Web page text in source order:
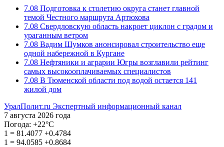
7.08 Подготовка к столетию округа станет главной
темой Честного маршрута Артюхова
7.08 Свердловскую область накроет циклон с градом и
ураганным ветром
7.08 Вадим Шумков анонсировал строительство еще
одной набережной в Кургане
7.08 Нефтяники и аграрии Югры возглавили рейтинг
самых высокооплачиваемых специалистов
7.08 В Тюменской области под водой остается 141
жилой дом
УралПолит.ru Экспертный информационный канал
7 августа 2026 года
Погода: +22°С
1 = 81.4077 +0.4784
1 = 94.0585 +0.8684